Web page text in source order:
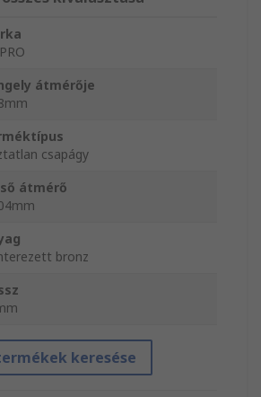
átmérője
csapágy
átmérő
bronz
keresése